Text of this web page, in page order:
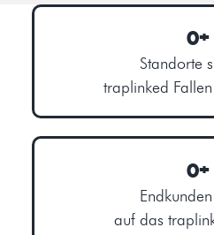
0+
Standorte
traplinked
0+
auf das